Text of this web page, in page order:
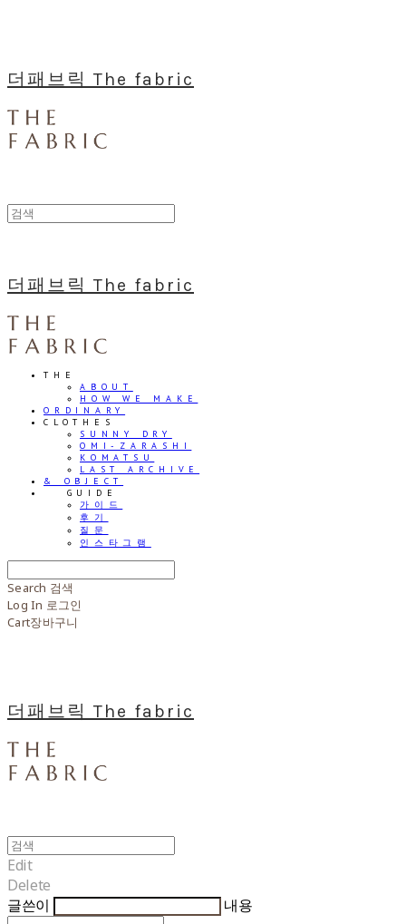
더패브릭 The fabric
더패브릭 The fabric
THE
ABOUT
HOW WE MAKE
ORDINARY
CLOTHES
SUNNY DRY
OMI-ZARASHI
KOMATSU
LAST ARCHIVE
& OBJECT
⠀⠀GUIDE
가이드
후기
질문
인스타그램
Search 검색
Log In 로그인
Cart장바구니
더패브릭 The fabric
Edit
Delete
글쓴이
내용